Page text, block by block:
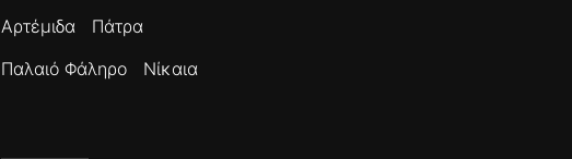
Αρτέμιδα
Πάτρα
Παλαιό Φάληρο
Νίκαια